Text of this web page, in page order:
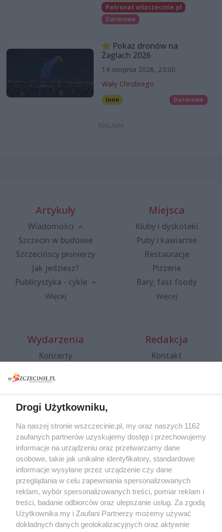
Patronat wSzczecinie.pl
Darmowe
Pokaz dronów na
Żaglach 2026
14 sierpnia 2026, 23:00
Wały Chrobrego
Inne Darmowe
Artykuły
Wiadomości
Szczecin w budowie
Szczecińscy pionierzy
Jak jedziesz?
Publicystyka - cykle
Więcej
Miejsca
Kluby i dyskoteki
Puby i kawiarnie
Restauracje
Pizzerie
Bary, fast foody
Więcej
Wydarzenia
Koncerty
Spacery i oprowadzania
targi
Wernisaże
Więcej
Redakcja
Kontakt
Specjalny koncert z okazji
20. urodzin portalu
wSzczecinie.pl
Regulamin konkursów
śniadaniówka "Hej
Szczecin! Jest piątek!"
Partnerzy
Drogi Użytkowniku,
Na naszej stronie wszczecinie.pl, my oraz naszych 1162
zaufanych partnerów uzyskujemy dostęp i przechowujemy
informacje na urządzeniu oraz przetwarzamy dane
osobowe, takie jak unikalne identyfikatory, standardowe
informacje wysyłane przez urządzenie czy dane
przeglądania w celu zapewniania spersonalizowanych
reklam, wybór spersonalizowanych treści, pomiar reklam i
treści, badanie odbiorców oraz ulepszanie usług. Za zgodą
Użytkownika my i Zaufani Partnerzy możemy używać
dokładnych danych geolokalizacyjnych oraz aktywnie